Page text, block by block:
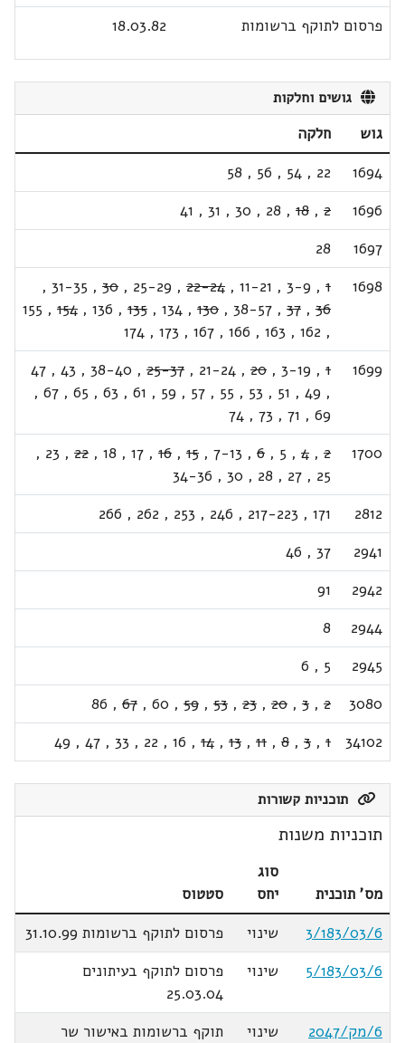
פרסום לתוקף ברשומות
18.03.82
גושים וחלקות
גוש
חלקה
1694
22
,
54
,
56
,
58
1696
2
,
18
,
28
,
30
,
31
,
41
1697
28
1698
1
,
3-9
,
11-21
,
22-24
,
25-29
,
30
,
31-35
,
36
,
37
,
38-57
,
130
,
134
,
135
,
136
,
154
,
155
,
162
,
163
,
166
,
167
,
173
,
174
1699
1
,
3-19
,
20
,
21-24
,
25-37
,
38-40
,
43
,
47
,
49
,
51
,
53
,
55
,
57
,
59
,
61
,
63
,
65
,
67
,
69
,
71
,
73
,
74
1700
2
,
4
,
5
,
6
,
7-13
,
15
,
16
,
17
,
18
,
22
,
23
,
25
,
27
,
28
,
30
,
34-36
2812
171
,
217-223
,
246
,
253
,
262
,
266
2941
37
,
46
2942
91
2944
8
2945
5
,
6
3080
2
,
3
,
20
,
23
,
53
,
59
,
60
,
67
,
86
34102
1
,
3
,
8
,
11
,
13
,
14
,
16
,
22
,
33
,
47
,
49
תוכניות קשורות
תוכניות משנות
מס' תוכנית
סוג
יחס
סטטוס
3/183/03/6
שינוי
פרסום לתוקף ברשומות 31.10.99
5/183/03/6
שינוי
פרסום לתוקף בעיתונים
25.03.04
6/מק/2047
שינוי
תוקף ברשומות באישור שר